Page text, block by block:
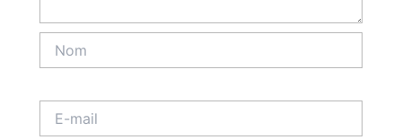
mail